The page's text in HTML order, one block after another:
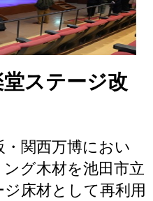
ステージ改
・関西万博におい
グ木材を池田市立
床材として再利用